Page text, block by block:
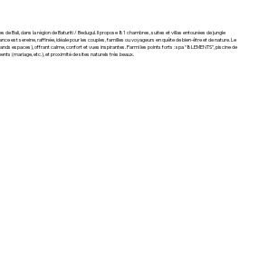
Bali, dans la région de Baturiti / Bedugul. Il propose 81 chambres, suites et villas entourées de jungle
est sereine, raffinée, idéale pour les couples, familles ou voyageurs en quête de bien-être et de nature. Le
espaces), offrant calme, confort et vues inspirantes. Parmi les points forts : spa “8LEMENTS”, piscine de
(mariage, etc.), et proximité de sites naturels très beaux.